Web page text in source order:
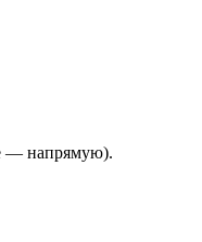
— напрямую).